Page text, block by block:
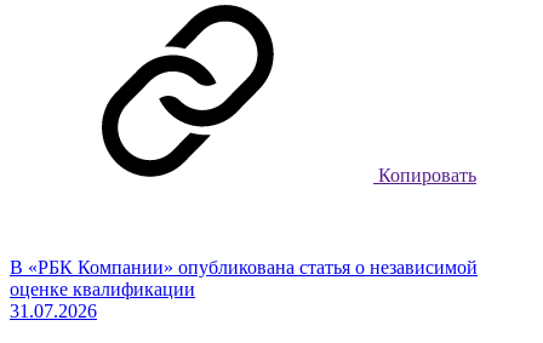
Копировать
В «РБК Компании» опубликована статья о независимой
оценке квалификации
31.07.2026